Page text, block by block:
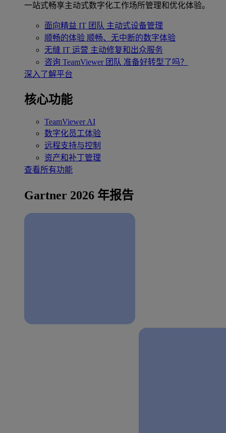
一站式畅享主动式数字化工作场所管理和优化体验。
面向精益 IT 团队 主动式设备管理
顺畅的体验 顺畅、无中断的数字体验
无缝 IT 运营 主动修复和出众服务
咨询 TeamViewer 团队 准备好转型了吗？
深入了解平台
核心功能
TeamViewer AI
数字化员工体验
远程支持与控制
资产和补丁管理
查看所有功能
Gartner 2026 年报告